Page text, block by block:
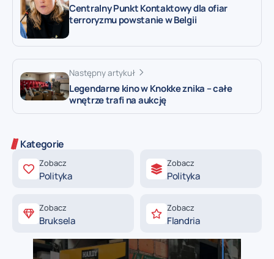
Centralny Punkt Kontaktowy dla ofiar
terroryzmu powstanie w Belgii
Następny artykuł
Legendarne kino w Knokke znika – całe
wnętrze trafi na aukcję
Kategorie
Zobacz
Polityka
Zobacz
Polityka
Zobacz
Bruksela
Zobacz
Flandria